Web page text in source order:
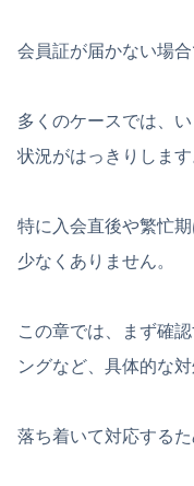
会員証が届かない場
多くのケースでは、
状況がはっきりします
特に入会直後や繁忙
少なくありません。
この章では、まず確
ングなど、具体的な
落ち着いて対応する